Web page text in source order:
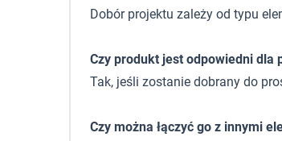
Dobór projektu zależy od typu
Czy produkt jest odpowiedni dla
Tak, jeśli zostanie dobrany do
Czy można łączyć go z innymi